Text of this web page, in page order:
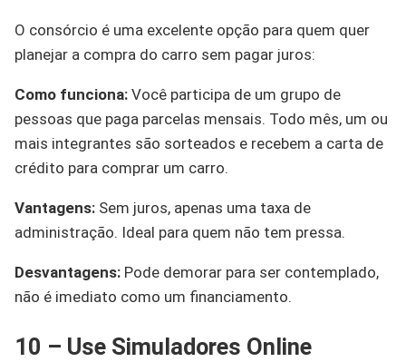
O consórcio é uma excelente opção para quem quer
planejar a compra do carro sem pagar juros:
Como funciona: Você participa de um grupo de
pessoas que paga parcelas mensais. Todo mês, um ou
mais integrantes são sorteados e recebem a carta de
crédito para comprar um carro.
Vantagens: Sem juros, apenas uma taxa de
administração. Ideal para quem não tem pressa.
Desvantagens: Pode demorar para ser contemplado,
não é imediato como um financiamento.
10 – Use Simuladores Online